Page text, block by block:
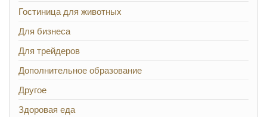
Гостиница для животных
Для бизнеса
Для трейдеров
Дополнительное образование
Другое
Здоровая еда